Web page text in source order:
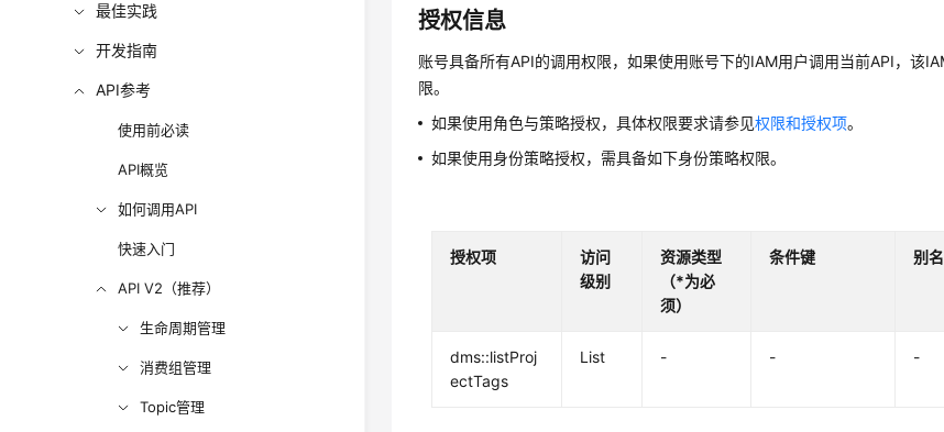
最佳实践
开发指南
API参考
使用前必读
API概览
如何调用API
快速入门
API V2（推荐）
生命周期管理
消费组管理
Topic管理
授权信息
账号具备所有API的调用权限，如果使用账号下的IAM用户调用当前API，该
限。
如果使用角色与策略授权，具体权限要求请参见权限和授权项。
如果使用身份策略授权，需具备如下身份策略权限。
授权项
访问
级别
资源类型
（*为必
须）
条件键 别名
dms::listProj
ectTags
List - - -